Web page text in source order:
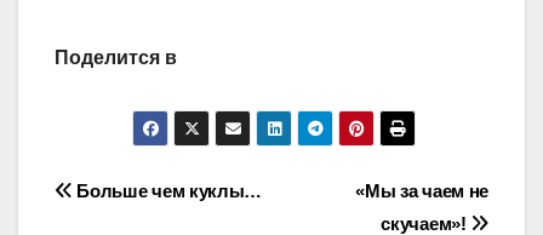
Поделится в
Навигация
«Мы за чаем не
скучаем»!
Больше чем куклы…